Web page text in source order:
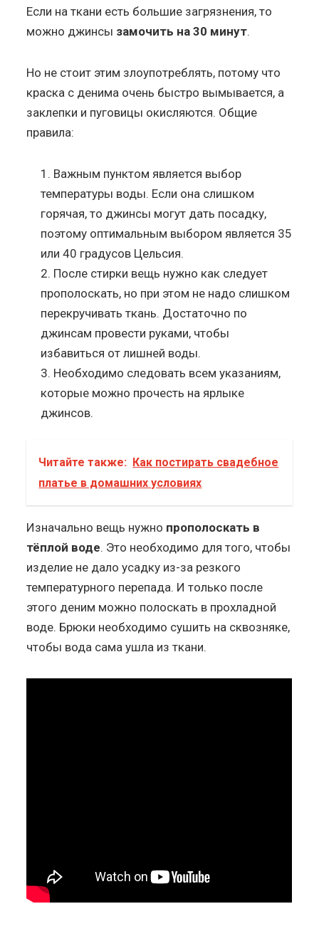
Если на ткани есть большие загрязнения, то
можно джинсы замочить на 30 минут.
Но не стоит этим злоупотреблять, потому что
краска с денима очень быстро вымывается, а
заклепки и пуговицы окисляются. Общие
правила:
Важным пунктом является выбор
температуры воды. Если она слишком
горячая, то джинсы могут дать посадку,
поэтому оптимальным выбором является 35
или 40 градусов Цельсия.
После стирки вещь нужно как следует
прополоскать, но при этом не надо слишком
перекручивать ткань. Достаточно по
джинсам провести руками, чтобы
избавиться от лишней воды.
Необходимо следовать всем указаниям,
которые можно прочесть на ярлыке
джинсов.
Читайте также: Как постирать свадебное
платье в домашних условиях
Изначально вещь нужно прополоскать в
тёплой воде. Это необходимо для того, чтобы
изделие не дало усадку из-за резкого
температурного перепада. И только после
этого деним можно полоскать в прохладной
воде. Брюки необходимо сушить на сквозняке,
чтобы вода сама ушла из ткани.